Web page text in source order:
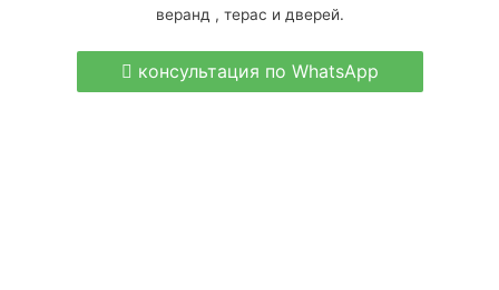
веранд , терас и дверей.
консультация по WhatsApp